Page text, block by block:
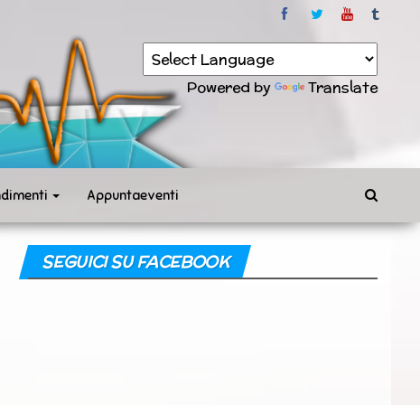
Powered by Translate
Appuntaeventi
SEGUICI SU FACEBOOK